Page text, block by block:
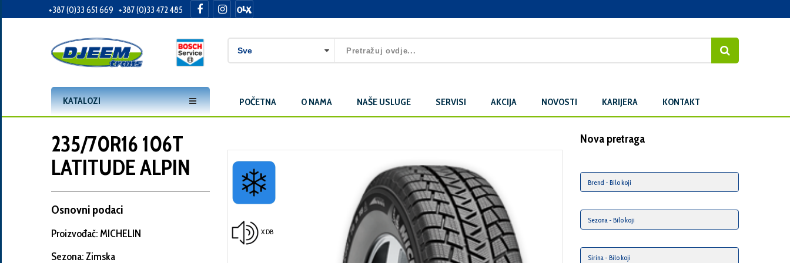
+387 (0)33 651 669 +387 (0)33 472 485
KATALOZI POČETNA O NAMA NAŠE USLUGE SERVISI AKCIJA NOVOSTI KARIJERA KONTAKT
Informacije
Vaše
235/70R16 106T
LATITUDE ALPIN
Osnovni podaci
Proizvođač: MICHELIN
Sezona: Zimska
X DB
Nova pretraga